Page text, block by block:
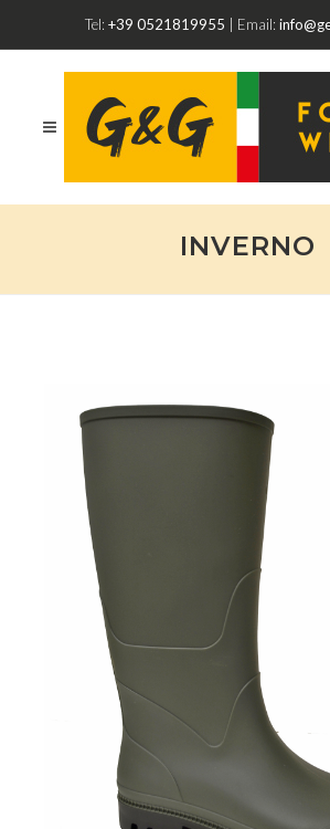
Tel: +39 0521819955 | Email:
INVERNO